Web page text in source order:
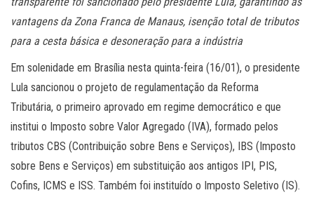
vantagens da Zona Franca de Manaus, isenção total de tributos
para a cesta básica e desoneração para a indústria
Em solenidade em Brasília nesta quinta-feira (16/01), o presidente
Lula sancionou o projeto de regulamentação da Reforma
Tributária, o primeiro aprovado em regime democrático e que
institui o Imposto sobre Valor Agregado (IVA), formado pelos
tributos CBS (Contribuição sobre Bens e Serviços), IBS (Imposto
sobre Bens e Serviços) em substituição aos antigos IPI, PIS,
Cofins, ICMS e ISS. Também foi instituído o Imposto Seletivo (IS).